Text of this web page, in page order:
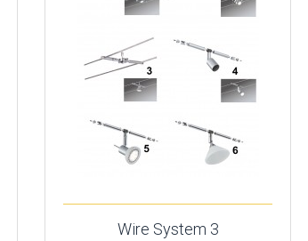
Wire System 3